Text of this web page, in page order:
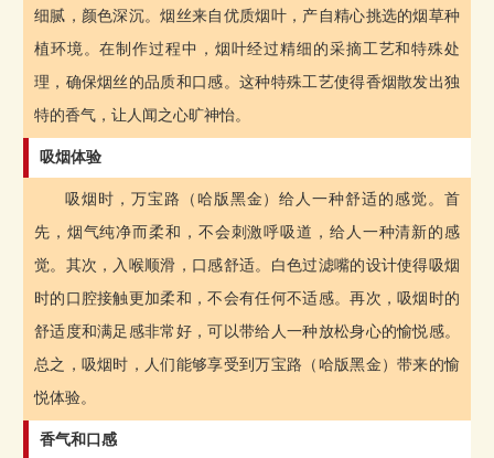
细腻，颜色深沉。烟丝来自优质烟叶，产自精心挑选的烟草种
植环境。在制作过程中，烟叶经过精细的采摘工艺和特殊处
理，确保烟丝的品质和口感。这种特殊工艺使得香烟散发出独
特的香气，让人闻之心旷神怡。
吸烟体验
吸烟时，万宝路（哈版黑金）给人一种舒适的感觉。首
先，烟气纯净而柔和，不会刺激呼吸道，给人一种清新的感
觉。其次，入喉顺滑，口感舒适。白色过滤嘴的设计使得吸烟
时的口腔接触更加柔和，不会有任何不适感。再次，吸烟时的
舒适度和满足感非常好，可以带给人一种放松身心的愉悦感。
总之，吸烟时，人们能够享受到万宝路（哈版黑金）带来的愉
悦体验。
香气和口感